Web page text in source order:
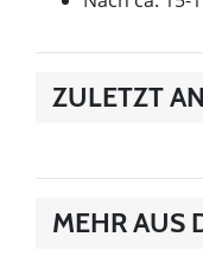
ZULETZT
MEHR AUS